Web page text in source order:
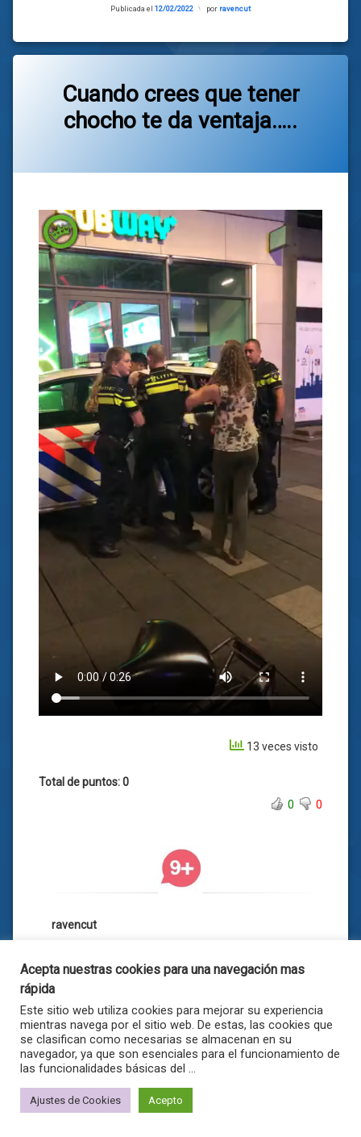
Publicada el 12/02/2022
Actualizado
por ravencut
Cuando crees que tener
chocho te da ventaja…..
13 veces visto
Total de puntos: 0
0
0
ravencut
7 Comentarios
Publicada el12/02/2022
Acepta nuestras cookies para una navegación mas
rápida
Este sitio web utiliza cookies para mejorar su experiencia
mientras navega por el sitio web. De estas, las cookies que
se clasifican como necesarias se almacenan en su
navegador, ya que son esenciales para el funcionamiento de
las funcionalidades básicas del ...
Ajustes de Cookies Acepto